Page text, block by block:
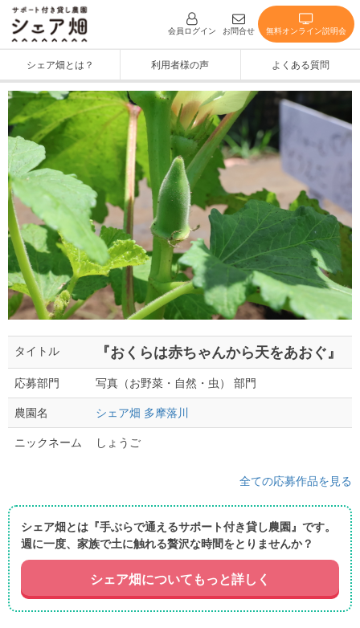
会員ログイン お問合せ 無料オンライン説明会
シェア畑とは？ 利用者様の声 よくある質問
タイトル 『おくらは赤ちゃんから天をあおぐ』
応募部門 写真（お野菜・自然・虫） 部門
農園名 シェア畑 多摩落川
ニックネーム しょうご
全ての応募作品を見る
シェア畑とは『手ぶらで通えるサポート付き貸し農園』です。
週に一度、家族で土に触れる贅沢な時間をとりませんか？
シェア畑についてもっと詳しく